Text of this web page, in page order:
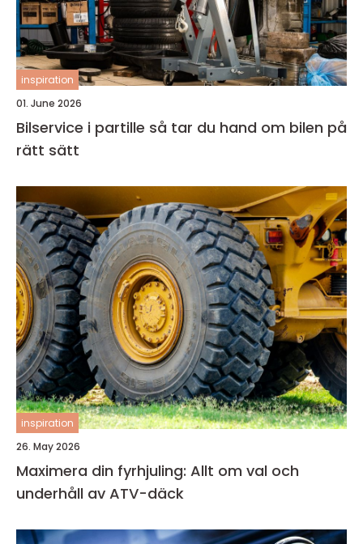
inspiration
01. June 2026
Bilservice i partille så tar du hand om bilen på
rätt sätt
inspiration
26. May 2026
Maximera din fyrhjuling: Allt om val och
underhåll av ATV-däck